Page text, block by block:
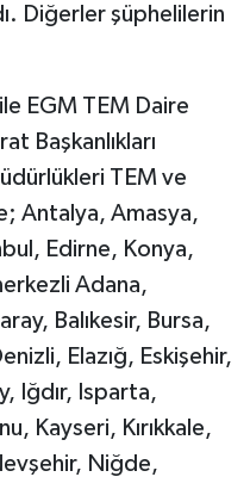
Diğerler şüphelilerin
EGM TEM Daire
Başkanlıkları
TEM ve
Antalya, Amasya,
Edirne, Konya,
Adana,
Balıkesir, Bursa,
Elazığ, Eskişehir,
Iğdır, Isparta,
Kayseri, Kırıkkale,
Niğde,